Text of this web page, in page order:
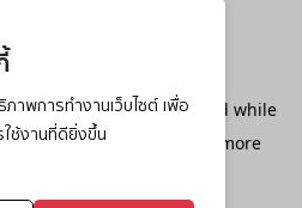
าพการทำงานเว็บไซต์ เพื่อ
ช้งานที่ดียิ่งขึ้น
exception has occurred while
the browser console
for more